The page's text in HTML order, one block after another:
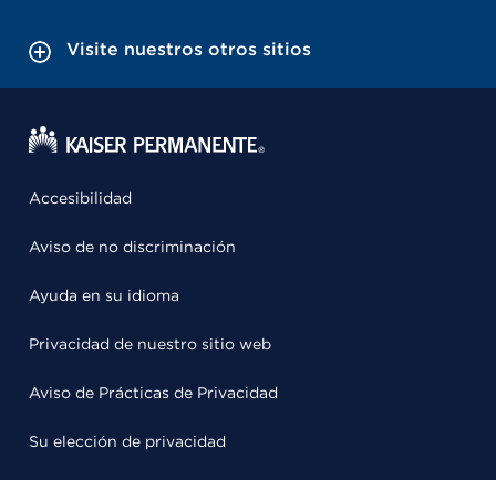
Visite nuestros otros sitios
Accesibilidad
Aviso de no discriminación
Ayuda en su idioma
Privacidad de nuestro sitio web
Aviso de Prácticas de Privacidad
Su elección de privacidad